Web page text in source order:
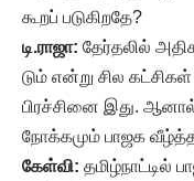
கூறப் படுகிறதே?
டி.ராஜா: தேர்தலில்
டும் என்று சில கட்சிகள்
பிரச்சினை இது.
நோக்கமும் பாஜக
கேள்வி: